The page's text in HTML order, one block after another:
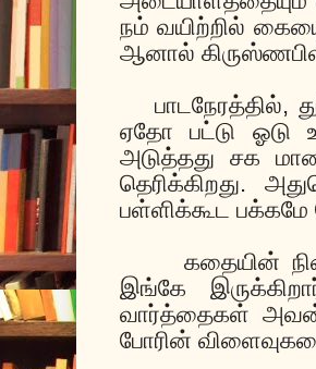
நம் வயிற்றில்
ஆனால்
பாடநேரத்தில்,
ஏதோ பட்டு ஓடு
அடுத்தது சக
தெரிக்கிறது.
பள்ளிக்கூட
கதையின்
இங்கே
வார்த்தைகள்
போரின்